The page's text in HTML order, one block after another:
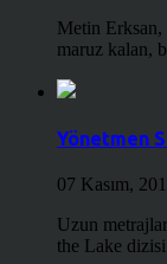
Metin Erksan,
maruz kalan,
Yönetmen
07 Kasım,
Uzun
the Lake